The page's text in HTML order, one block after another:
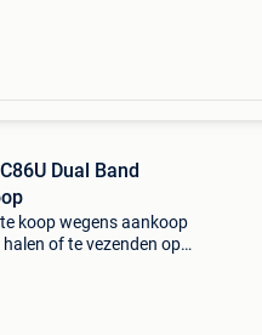
Dual Band
koop wegens aankoop
of te vezenden op